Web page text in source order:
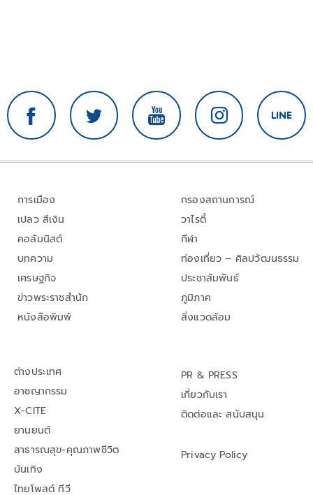
การเมือง
เปลว สีเงิน
คอลัมนิสต์
บทความ
เศรษฐกิจ
ข่าวพระราชสำนัก
หนังสือพิมพ์
กรองสถานการณ์
วาไรตี้
กีฬา
ท่องเที่ยว – ศิลปวัฒนธรรม
ประชาสัมพันธ์
ภูมิภาค
สิ่งแวดล้อม
ต่างประเทศ
อาชญากรรม
X-CITE
ยานยนต์
สาธารณสุข-คุณภาพชีวิต
บันเทิง
ไทยโพสต์ ทีวี
PR & PRESS
เกี่ยวกับเรา
ติดต่อและ สนับสนุน
Privacy Policy